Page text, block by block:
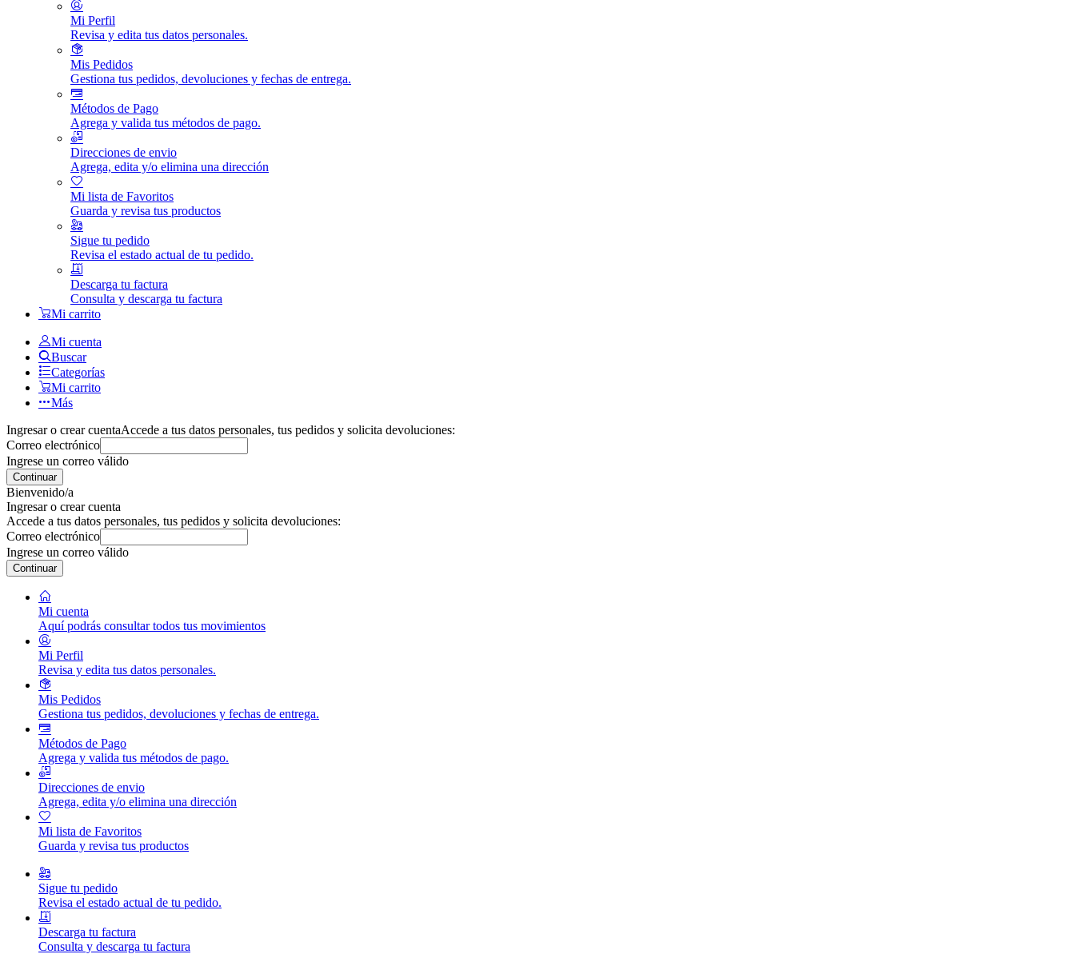
Mi Perfil
Revisa y edita tus datos personales.
Mis Pedidos
Gestiona tus pedidos, devoluciones y fechas de entrega.
Métodos de Pago
Agrega y valida tus métodos de pago.
Direcciones de envio
Agrega, edita y/o elimina una dirección
Mi lista de Favoritos
Guarda y revisa tus productos
Sigue tu pedido
Revisa el estado actual de tu pedido.
Descarga tu factura
Consulta y descarga tu factura
Mi carrito
Mi cuenta
Buscar
Categorías
Mi carrito
Más
Ingresar o crear cuentaAccede a tus datos personales, tus pedidos y solicita devoluciones:
Correo electrónico
Ingrese un correo válido
Continuar
Bienvenido/a
Ingresar o crear cuenta
Accede a tus datos personales, tus pedidos y solicita devoluciones:
Correo electrónico
Ingrese un correo válido
Continuar
Mi cuenta
Aquí podrás consultar todos tus movimientos
Mi Perfil
Revisa y edita tus datos personales.
Mis Pedidos
Gestiona tus pedidos, devoluciones y fechas de entrega.
Métodos de Pago
Agrega y valida tus métodos de pago.
Direcciones de envio
Agrega, edita y/o elimina una dirección
Mi lista de Favoritos
Guarda y revisa tus productos
Sigue tu pedido
Revisa el estado actual de tu pedido.
Descarga tu factura
Consulta y descarga tu factura